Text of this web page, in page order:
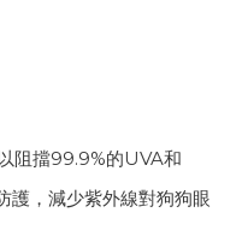
阻擋99.9%的UVA和
護，減少紫外線對狗狗眼